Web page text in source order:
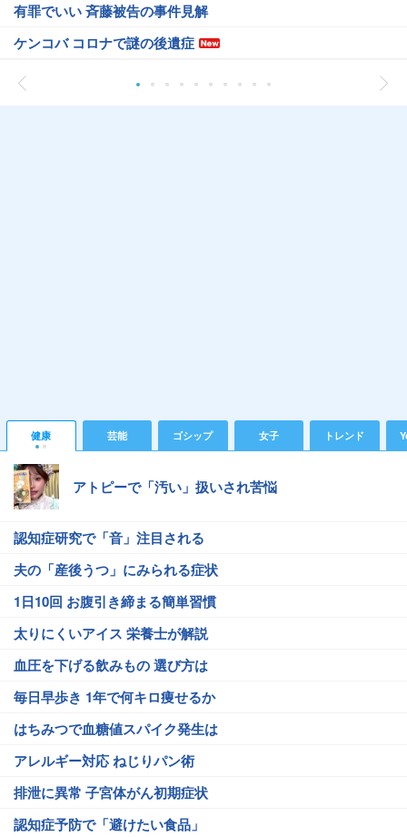
有罪でいい 斉藤被告の事件見解
ケンコバ コロナで謎の後遺症
健康 芸能 ゴシップ 女子 トレンド
アトピーで「汚い」扱いされ苦悩
認知症研究で「音」注目される
夫の「産後うつ」にみられる症状
1日10回 お腹引き締まる簡単習慣
太りにくいアイス 栄養士が解説
血圧を下げる飲みもの 選び方は
毎日早歩き 1年で何キロ痩せるか
はちみつで血糖値スパイク発生は
アレルギー対応 ねじりパン術
排泄に異常 子宮体がん初期症状
認知症予防で「避けたい食品」